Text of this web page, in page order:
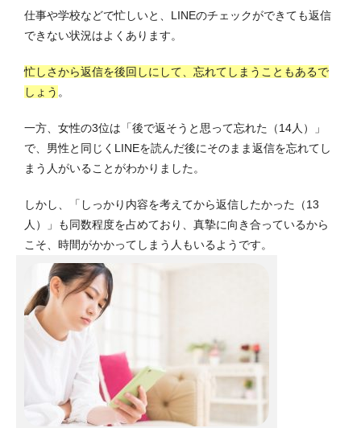
仕事や学校などで忙しいと、LINEのチェックができても返信
できない状況はよくあります。
忙しさから返信を後回しにして、忘れてしまうこともあるで
しょう 。
一方、女性の3位は「後で返そうと思って忘れた（14人）」
で、男性と同じくLINEを読んだ後にそのまま返信を忘れてし
まう人がいることがわかりました。
しかし、「しっかり内容を考えてから返信したかった（13
人）」も同数程度を占めており、真摯に向き合っているから
こそ、時間がかかってしまう人もいるようです。